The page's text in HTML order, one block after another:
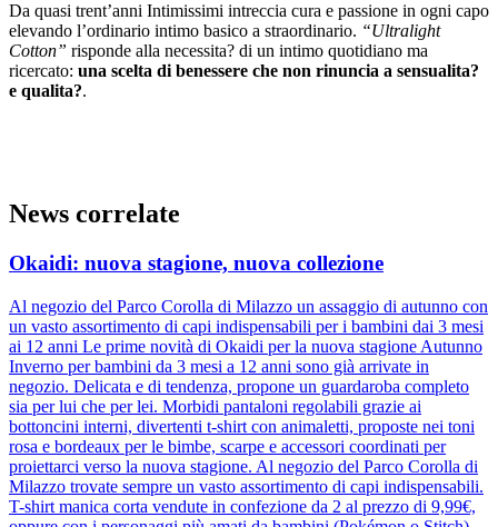
Da quasi trent’anni Intimissimi intreccia cura e passione in ogni capo
elevando l’ordinario intimo basico a straordinario. “Ultralight
Cotton” risponde alla necessita? di un intimo quotidiano ma
ricercato: una scelta di benessere che non rinuncia a sensualita?
e qualita?.
News correlate
Okaidi: nuova stagione, nuova collezione
Al negozio del Parco Corolla di Milazzo un assaggio di autunno con
un vasto assortimento di capi indispensabili per i bambini dai 3 mesi
ai 12 anni Le prime novità di Okaidi per la nuova stagione Autunno
Inverno per bambini da 3 mesi a 12 anni sono già arrivate in
negozio. Delicata e di tendenza, propone un guardaroba completo
sia per lui che per lei. Morbidi pantaloni regolabili grazie ai
bottoncini interni, divertenti t-shirt con animaletti, proposte nei toni
rosa e bordeaux per le bimbe, scarpe e accessori coordinati per
proiettarci verso la nuova stagione. Al negozio del Parco Corolla di
Milazzo trovate sempre un vasto assortimento di capi indispensabili.
T-shirt manica corta vendute in confezione da 2 al prezzo di 9,99€,